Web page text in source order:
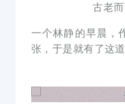
古老
一个林静的早晨，
张，于是就有了这